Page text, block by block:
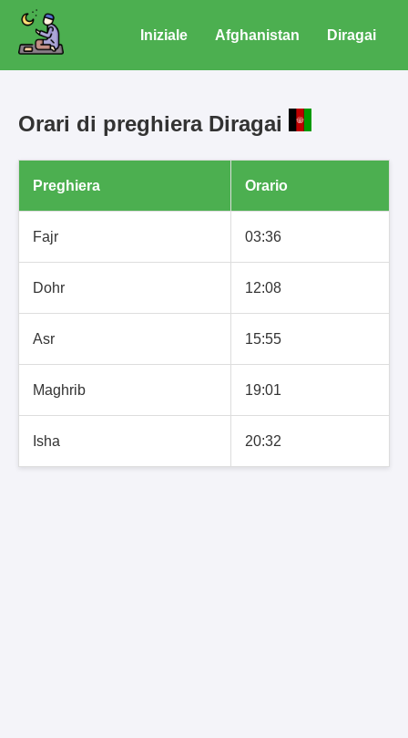
Iniziale Afghanistan Diragai
Orari di preghiera Diragai
Preghiera Orario
Fajr 03:36
Dohr 12:08
Asr 15:55
Maghrib 19:01
Isha 20:32